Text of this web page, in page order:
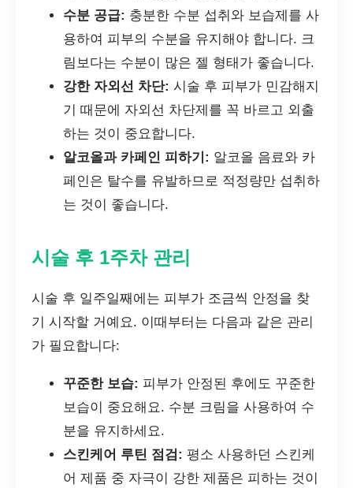
수분 공급: 충분한 수분 섭취와 보습제를 사
용하여 피부의 수분을 유지해야 합니다. 크
림보다는 수분이 많은 젤 형태가 좋습니다.
강한 자외선 차단: 시술 후 피부가 민감해지
기 때문에 자외선 차단제를 꼭 바르고 외출
하는 것이 중요합니다.
알코올과 카페인 피하기: 알코올 음료와 카
페인은 탈수를 유발하므로 적정량만 섭취하
는 것이 좋습니다.
시술 후 1주차 관리
시술 후 일주일째에는 피부가 조금씩 안정을 찾
기 시작할 거예요. 이때부터는 다음과 같은 관리
가 필요합니다:
꾸준한 보습: 피부가 안정된 후에도 꾸준한
보습이 중요해요. 수분 크림을 사용하여 수
분을 유지하세요.
스킨케어 루틴 점검: 평소 사용하던 스킨케
어 제품 중 자극이 강한 제품은 피하는 것이